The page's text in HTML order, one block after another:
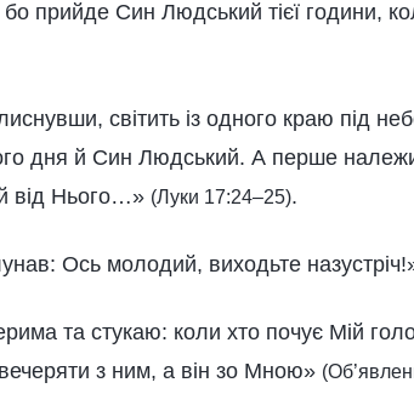
бо прийде Син Людський тієї години,
світить із одного краю під
дня й Син Людський. А перше
від Нього…» (Луки 17:24–25).
Ось молодий, виходьте
та стукаю: коли хто почує Мій
вечеряти з ним, а він зо Мною»